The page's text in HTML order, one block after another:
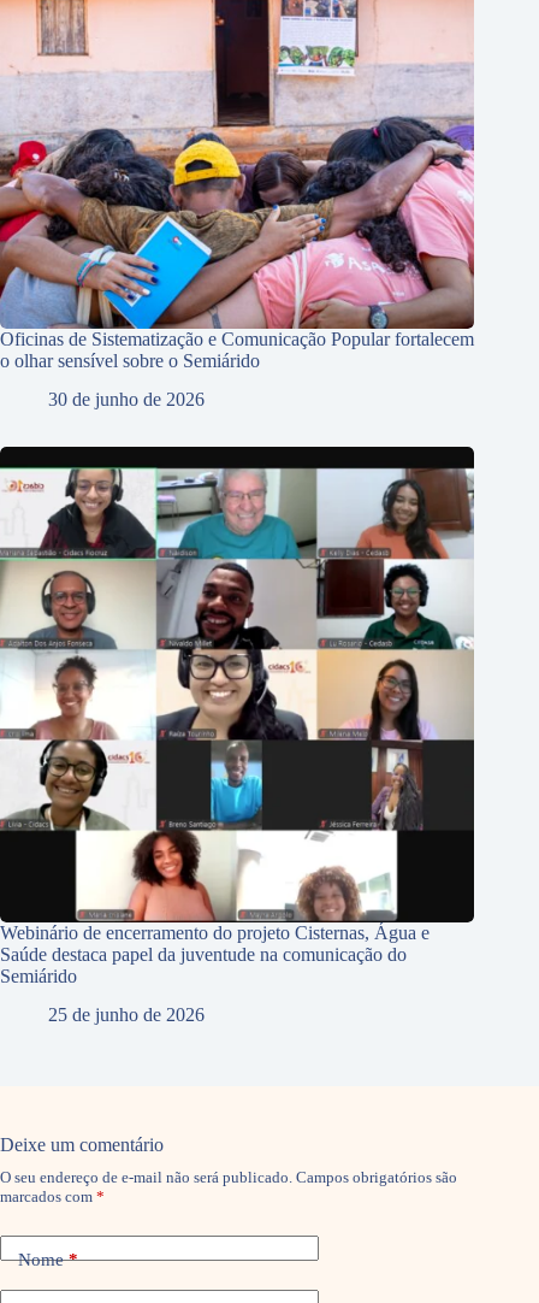
Oficinas de Sistematização e Comunicação Popular fortalecem
o olhar sensível sobre o Semiárido
30 de junho de 2026
Webinário de encerramento do projeto Cisternas, Água e
Saúde destaca papel da juventude na comunicação do
Semiárido
25 de junho de 2026
Deixe um comentário
O seu endereço de e-mail não será publicado. Campos obrigatórios são
marcados com *
Nome*